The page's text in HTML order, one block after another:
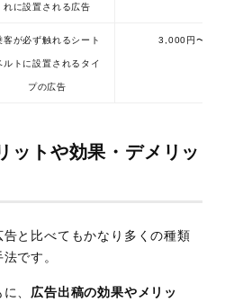
れに設置される広告
客が必ず触れるシート
ルトに設置されるタイ
プの広告
3,000円〜
ットや効果・デメリッ
と比べてもかなり多くの種類
です。
、 広告出稿の効果やメリッ